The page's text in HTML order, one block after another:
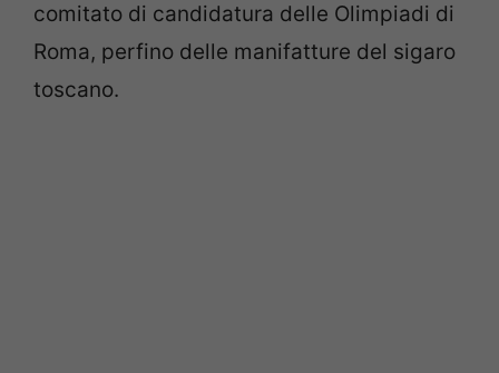
comitato di candidatura delle Olimpiadi di
Roma, perfino delle manifatture del sigaro
toscano.